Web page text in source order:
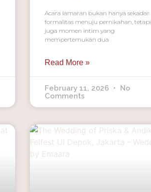
Acara lamaran bukan hanya sekadar
formalitas menuju pernikahan, tetapi
juga momen intim yang
mempertemukan dua
Read More »
February 11, 2026
No
Comments